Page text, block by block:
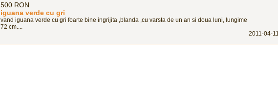
500 RON
iguana verde cu gri
vand iguana verde cu gri foarte bine ingrijita ,blanda ,cu varsta de un an si doua luni, lungime
72 cm....
2011-04-11